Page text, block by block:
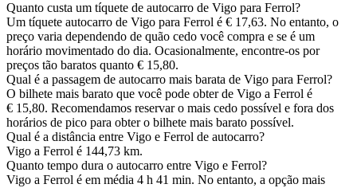
Quanto custa um tíquete de autocarro de Vigo para Ferrol?
Um tíquete autocarro de Vigo para Ferrol é € 17,63. No entanto, o
preço varia dependendo de quão cedo você compra e se é um
horário movimentado do dia. Ocasionalmente, encontre-os por
preços tão baratos quanto € 15,80.
Qual é a passagem de autocarro mais barata de Vigo para Ferrol?
O bilhete mais barato que você pode obter de Vigo a Ferrol é
€ 15,80. Recomendamos reservar o mais cedo possível e fora dos
horários de pico para obter o bilhete mais barato possível.
Qual é a distância entre Vigo e Ferrol de autocarro?
Vigo a Ferrol é 144,73 km.
Quanto tempo dura o autocarro entre Vigo e Ferrol?
Vigo a Ferrol é em média 4 h 41 min. No entanto, a opção mais